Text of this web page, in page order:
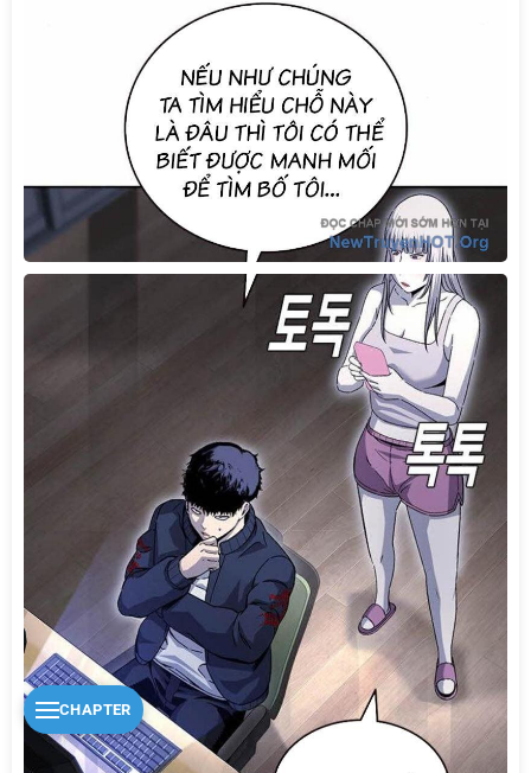
CHAPTER